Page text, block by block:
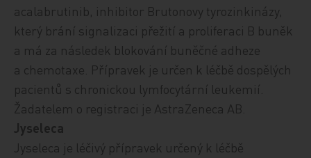
acalabrutinib, inhibitor Brutonovy tyrozinkinázy,
který brání signalizaci přežití a proliferaci B buněk
a má za následek blokování buněčné adheze
a chemotaxe. Přípravek je určen k léčbě dospělých
pacientů s chronickou lymfocytární leukemií
Žadatelem o registraci je AstraZeneca AB.
Jyseleca
Jyseleca je léčivý přípravek určený k léčbě